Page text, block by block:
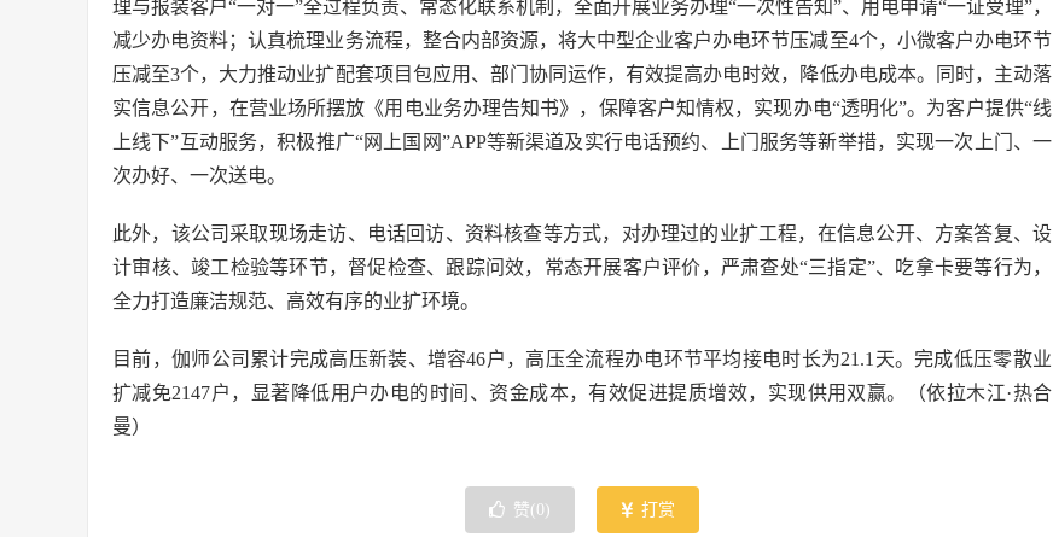
理与报装客户“一对一”全过程负责、常态化联系机制，全面开展业务办理“一次性告知”、用电申请“一证受理”，
减少办电资料；认真梳理业务流程，整合内部资源，将大中型企业客户办电环节压减至4个，小微客户办电环节
压减至3个，大力推动业扩配套项目包应用、部门协同运作，有效提高办电时效，降低办电成本。同时，主动落
实信息公开，在营业场所摆放《用电业务办理告知书》，保障客户知情权，实现办电“透明化”。为客户提供“线
上线下”互动服务，积极推广“网上国网”APP等新渠道及实行电话预约、上门服务等新举措，实现一次上门、一
次办好、一次送电。
此外，该公司采取现场走访、电话回访、资料核查等方式，对办理过的业扩工程，在信息公开、方案答复、设
计审核、竣工检验等环节，督促检查、跟踪问效，常态开展客户评价，严肃查处“三指定”、吃拿卡要等行为，
全力打造廉洁规范、高效有序的业扩环境。
目前，伽师公司累计完成高压新装、增容46户，高压全流程办电环节平均接电时长为21.1天。完成低压零散业
扩减免2147户，显著降低用户办电的时间、资金成本，有效促进提质增效，实现供用双赢。（依拉木江·热合
曼）
赞( 0 ) 打赏